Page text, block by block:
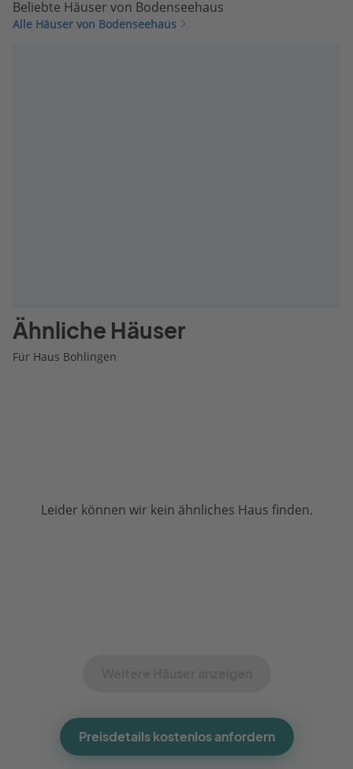
Beliebte Häuser von Bodenseehaus
Alle Häuser von Bodenseehaus
Ähnliche Häuser
Für Haus Bohlingen
Leider können wir kein ähnliches Haus finden.
Preisdetails kostenlos anfordern